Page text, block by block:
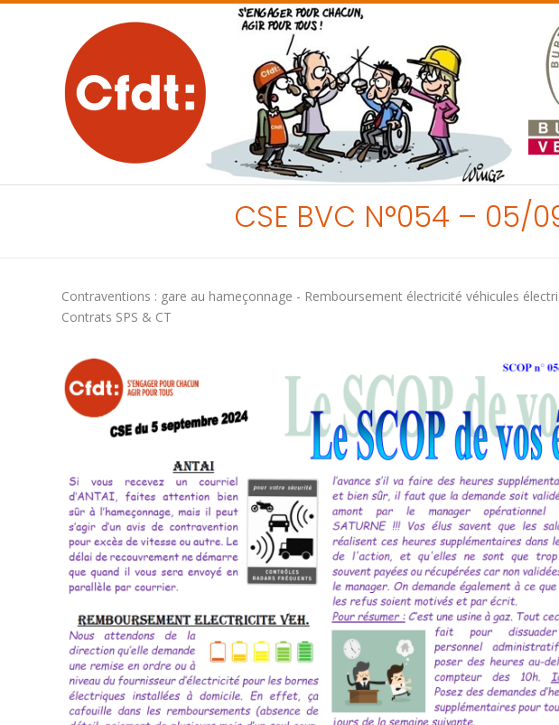
CSE BVC N°054 – 05/
Contraventions : gare au hameçonnage - Remboursement électricité véhicules
Contrats SPS & CT